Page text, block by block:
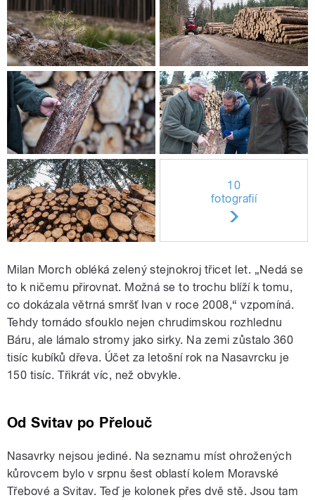
10
fotografií
Milan Morch obléká zelený stejnokroj třicet let. „Nedá se
to k ničemu přirovnat. Možná se to trochu blíží k tomu,
co dokázala větrná smršť Ivan v roce 2008,“ vzpomíná.
Tehdy tornádo sfouklo nejen chrudimskou rozhlednu
Báru, ale lámalo stromy jako sirky. Na zemi zůstalo 360
tisíc kubíků dřeva. Účet za letošní rok na Nasavrcku je
150 tisíc. Třikrát víc, než obvykle.
Od Svitav po Přelouč
Nasavrky nejsou jediné. Na seznamu míst ohrožených
kůrovcem bylo v srpnu šest oblastí kolem Moravské
Třebové a Svitav. Teď je kolonek přes dvě stě. Jsou tam